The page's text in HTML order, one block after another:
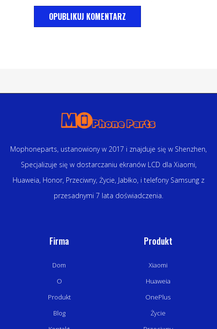
Mophoneparts, ustanowiony w 2017 i znajduje się w Shenzhen,
Specjalizuje się w dostarczaniu ekranów LCD dla Xiaomi,
Huaweia, Honor, Przeciwny, Życie, Jabłko, i telefony Samsung z
przesadnymi 7 lata doświadczenia.
Firma
Dom
O
Produkt
Blog
Produkt
Xiaomi
Huaweia
OnePlus
Życie